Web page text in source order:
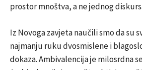
prostor mnoštva, a ne jednog
Iz Novoga zavjeta naučili smo da su
najmanju ruku dvosmislene i
dokaza. Ambivalencija je milosrdna